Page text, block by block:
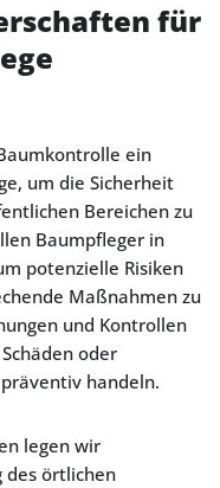
für
ein
um die Sicherheit
Bereichen zu
Baumpfleger in
potenzielle Risiken
Maßnahmen zu
und Kontrollen
oder
handeln.
legen wir
des örtlichen